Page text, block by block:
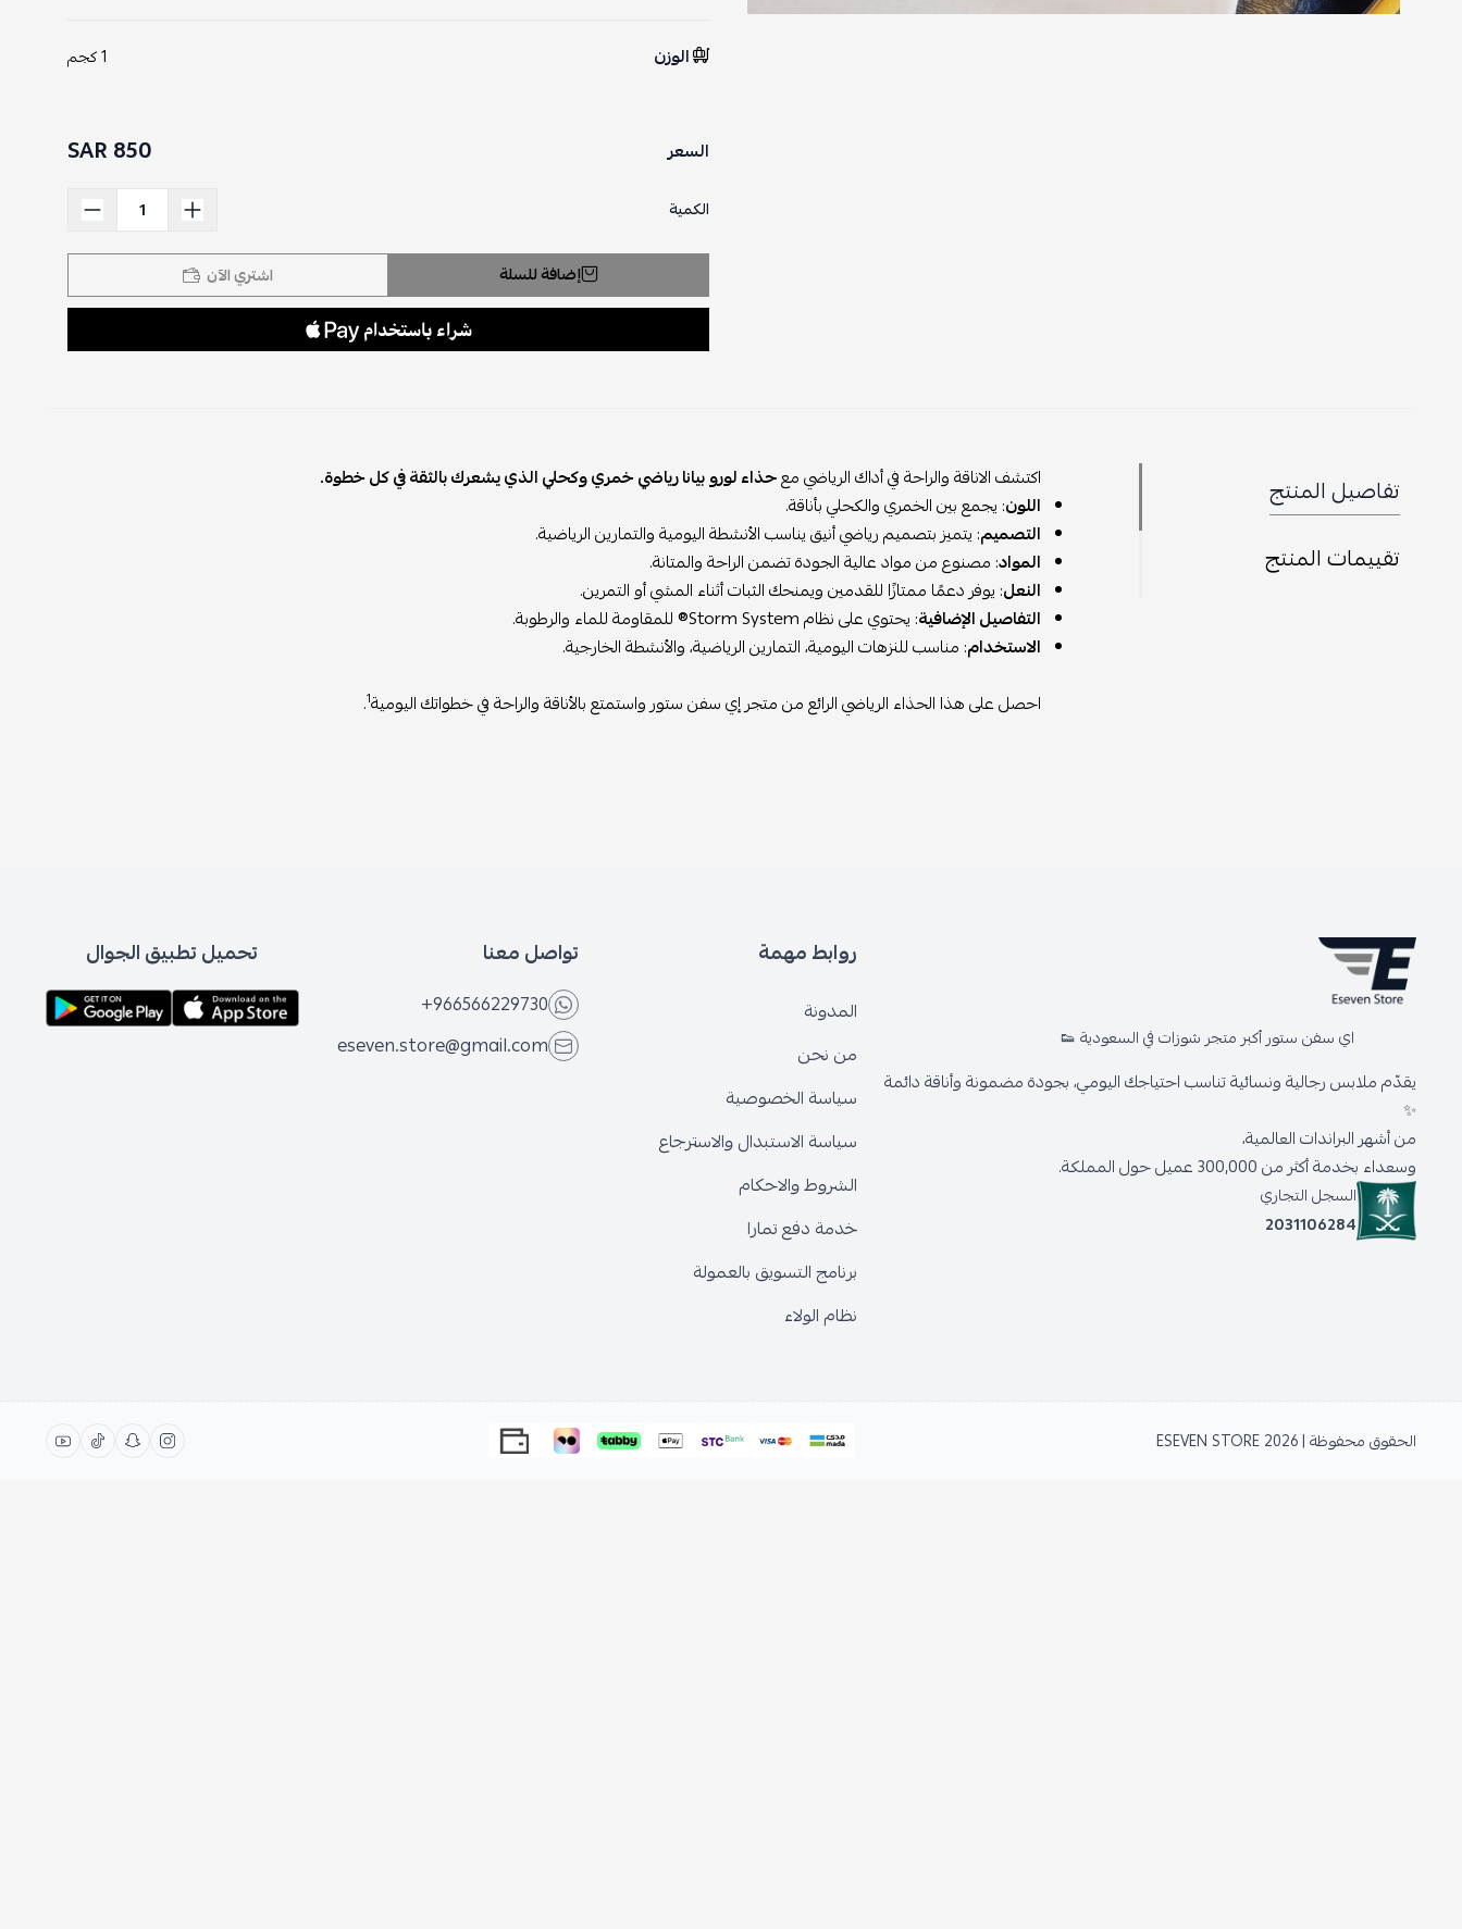
الوزن 1 كجم
السعر 850 SAR
الكمية
إضافة للسلة اشتري الآن
تفاصيل المنتج
تقييمات المنتج
اكتشف الاناقة والراحة في أداك الرياضي معحذاء لورو بيانا رياضي خمري وكحلي الذي يشعرك بالثقة في كل خطوة.
اللون: يجمع بين الخمري والكحلي بأناقة.
التصميم: يتميز بتصميم رياضي أنيق يناسب الأنشطة اليومية والتمارين الرياضية.
المواد: مصنوع من مواد عالية الجودة تضمن الراحة والمتانة.
النعل: يوفر دعمًا ممتازًا للقدمين ويمنحك الثبات أثناء المشي أو التمرين.
التفاصيل الإضافية: يحتوي على نظام Storm System® للمقاومة للماء والرطوبة.
الاستخدام: مناسب للنزهات اليومية، التمارين الرياضية، والأنشطة الخارجية.
احصل على هذا الحذاء الرياضي الرائع من متجر إي سفن ستور واستمتع بالأناقة والراحة في خطواتك اليومية1
.
اي سفن ستور أكبر متجر شوزات في السعودية 👟
يقدّم ملابس رجالية ونسائية تناسب احتياجك اليومي، بجودة مضمونة وأناقة دائمة
✨
من أشهر البراندات العالمية،
وسعداء بخدمة أكثر من 300,000 عميل حول المملكة.
السجل التجاري
2031106284
روابط مهمة
المدونة
من نحن
سياسة الخصوصية
سياسة الاستبدال والاسترجاع
الشروط والاحكام
خدمة دفع تمارا
برنامج التسويق بالعمولة
نظام الولاء
تواصل معنا
+966566229730
eseven.store@gmail.com
تحميل تطبيق الجوال
الحقوق محفوظة | 2026 ESEVEN STORE